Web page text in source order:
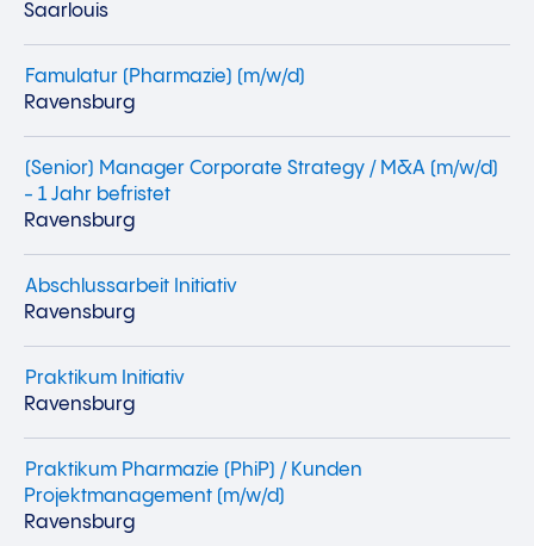
Saarlouis
Famulatur (Pharmazie) (m/w/d)
Ravensburg
(Senior) Manager Corporate Strategy / M&A (m/w/d)
- 1 Jahr befristet
Ravensburg
Abschlussarbeit Initiativ
Ravensburg
Praktikum Initiativ
Ravensburg
Praktikum Pharmazie (PhiP) / Kunden
Projektmanagement (m/w/d)
Ravensburg